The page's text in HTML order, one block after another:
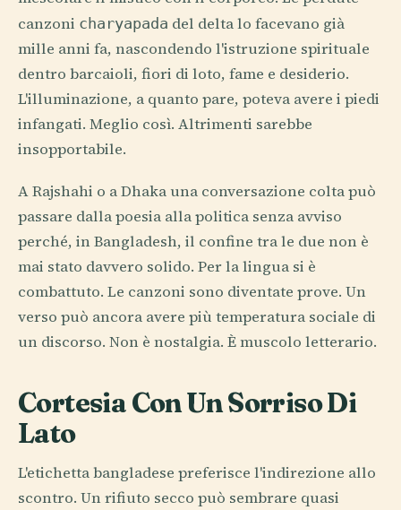
canzoni charyapada del delta lo facevano già
mille anni fa, nascondendo l'istruzione spirituale
dentro barcaioli, fiori di loto, fame e desiderio.
L'illuminazione, a quanto pare, poteva avere i piedi
infangati. Meglio così. Altrimenti sarebbe
insopportabile.
A Rajshahi o a Dhaka una conversazione colta può
passare dalla poesia alla politica senza avviso
perché, in Bangladesh, il confine tra le due non è
mai stato davvero solido. Per la lingua si è
combattuto. Le canzoni sono diventate prove. Un
verso può ancora avere più temperatura sociale di
un discorso. Non è nostalgia. È muscolo letterario.
Cortesia Con Un Sorriso Di
Lato
L'etichetta bangladese preferisce l'indirezione allo
scontro. Un rifiuto secco può sembrare quasi